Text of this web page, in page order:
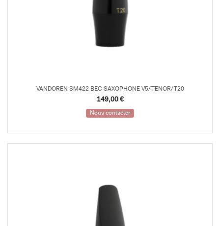
VANDOREN SM422 BEC SAXOPHONE V5/TENOR/T20
149,00 €
Nous contacter